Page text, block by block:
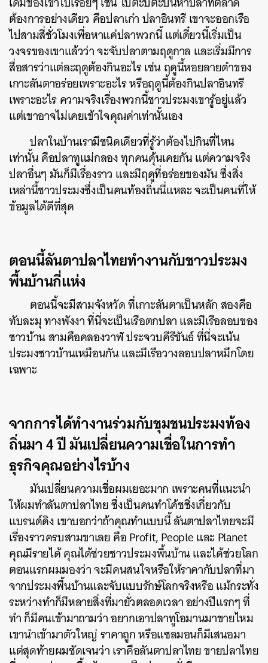
ต้องการอย่างเดียว คือปลาเก๋า ปลาอินทรี เขาจะออกเรือ
ไปสามสี่ชั่วโมงเพื่อหาแค่ปลาพวกนี้ แต่เดี๋ยวนี้เริ่มเป็น
วงจรของเขาแล้วว่า จะจับปลาตามฤดูกาล และเริ่มมีการ
สื่อสารว่าแต่ละฤดูต้องกินอะไร เช่น ฤดูนี้หอยลายดำของ
เกาะลันตาอร่อยเพราะอะไร หรือฤดูนี้ต้องกินปลาอินทรี
เพราะอะไร ความจริงเรื่องพวกนี้ชาวประมงเขารู้อยู่แล้ว
แต่เขาอาจไม่เคยเข้าใจคุณค่าเท่านั้นเอง
ปลาในบ้านเรามีชนิดเดียวที่รู้ว่าต้องไปกินที่ไหน
เท่านั้น คือปลาทูแม่กลอง ทุกคนคุ้นเคยกัน แต่ความจริง
ปลาอื่นๆ มันก็มีเรื่องราว และมีฤดูที่อร่อยของมัน ซึ่งสิ่ง
เหล่านี้ชาวประมงซึ่งเป็นคนท้องถิ่นนี่แหละ จะเป็นคนที่ให้
ข้อมูลได้ดีที่สุด
ตอนนี้ลันตาปลาไทยทำงานกับชาวประมง
พื้นบ้านกี่แห่ง
ตอนนี้จะมีสามจังหวัด ที่เกาะลันตาเป็นหลัก สองคือ
ทับละมุ ทางพังงา ที่นี่จะเป็นเรือตกปลา และมีเรือลอบของ
ชาวบ้าน สามคือคลองวาฬ ประจวบคีรีขันธ์ ที่นี่จะเน้น
ประมงชาวบ้านเหมือนกัน และมีเรือวางลอบปลาหมึกโดย
เฉพาะ
จากการได้ทำงานร่วมกับชุมชนประมงท้อง
ถิ่นมา 4 ปี มันเปลี่ยนความเชื่อในการทำ
ธุรกิจคุณอย่างไรบ้าง
มันเปลี่ยนความเชื่อผมเยอะมาก เพราะคนที่แนะนำ
ให้ผมทำลันตาปลาไทย ซึ่งเป็นคนทำโค้ชชิ่งเกี่ยวกับ
แบรนด์ดิง เขาบอกว่าถ้าคุณทำแบบนี้ ลันตาปลาไทยจะมี
เรื่องราวครบสามขาเลย คือ Profit, People และ Planet
คุณมีรายได้ คุณได้ช่วยชาวประมงพื้นบ้าน และได้ช่วยโลก
ตอนแรกผมมองว่า จะมีคนสนใจหรือให้ราคากับปลาที่มา
จากประมงพื้นบ้านและจับแบบรักษ์โลกจริงหรือ แม้กระทั่ง
ระหว่างทำก็มีหลายสิ่งที่มายั่วตลอดเวลา อย่างปีแรกๆ ที่
ทำ ก็มีคนเข้ามาถามว่า อยากเอาปลาทูโอมานมาขายไหม
เขานำเข้ามาตัวใหญ่ ราคาถูก หรือแซลมอนก็มีเสนอมา
แต่สุดท้ายผมชัดเจนว่า เราคือลันตาปลาไทย ขายปลาไทย